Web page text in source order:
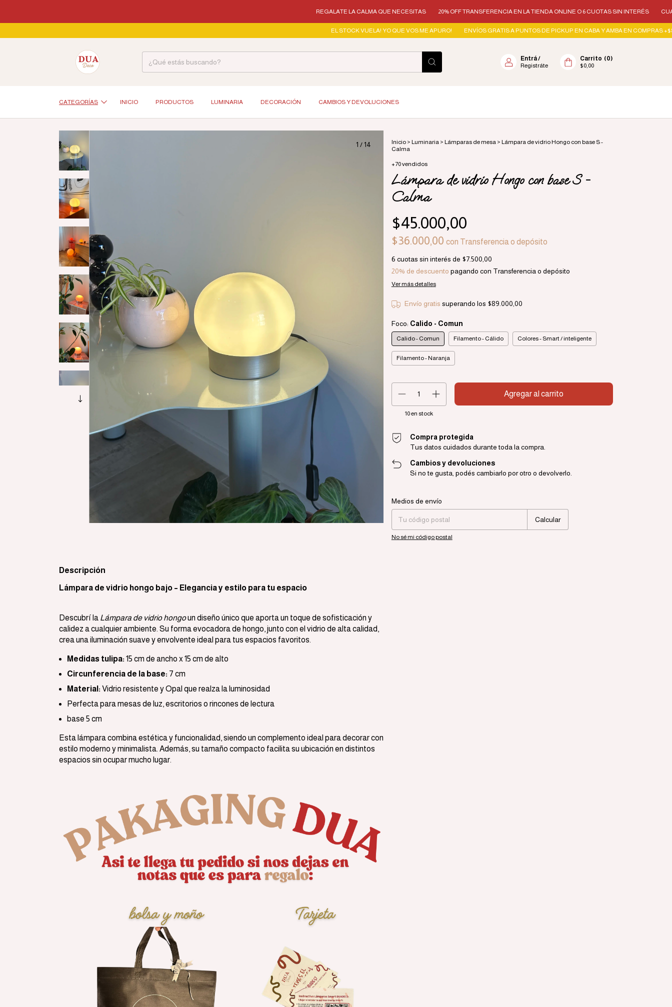
REGALATE LA CALMA QUE NECESITAS 20% OFF TRANSFERENCIA EN LA TIENDA ONLINE O 6 CUOTAS SIN INTERÉS CUANDO
EL STOCK VUELA! YO QUE VOS ME APURO! ENVÍOS GRATIS A PUNTOS DE PICKUP EN CABA Y AMBA EN COMPRAS +$89.000! EN
Entrá/
Registráte
Carrito (0)
$0,00
CATEGORÍAS INICIO PRODUCTOS LUMINARIA DECORACIÓN CAMBIOS Y DEVOLUCIONES
1 /14 Inicio > Luminaria > Lámparas de mesa > Lámpara de vidrio Hongo con base S -
Calma
+70 vendidos
Lámpara de vidrio Hongo con base S -
Calma
$45.000,00
$36.000,00 con Transferencia o depósito
6 cuotas sin interés de $7.500,00
20% de descuento pagando con Transferencia o depósito
Ver más detalles
Envío gratis superando los $89.000,00
Foco: Calido - Comun
Calido - Comun Filamento - Cálido Colores - Smart / inteligente
Filamento - Naranja
10en stock
Compra protegida
Tus datos cuidados durante toda la compra.
Cambios y devoluciones
Si no te gusta, podés cambiarlo por otro o devolverlo.
Entregas para el CP:
Medios de envío
Calcular
No sé mi código postal
Descripción
Lámpara de vidrio hongo bajo – Elegancia y estilo para tu espacio
Descubrí la Lámpara de vidrio hongoun diseño único que aporta un toque de sofisticación y
calidez a cualquier ambiente. Su forma evocadora de hongo, junto con el vidrio de alta calidad,
crea una iluminación suave y envolvente ideal para tus espacios favoritos.
Medidas tulipa: 15 cm de ancho x 15 cm de alto
Circunferencia de la base: 7 cm
Material: Vidrio resistente y Opal que realza la luminosidad
Perfecta para mesas de luz, escritorios o rincones de lectura
base 5 cm
Esta lámpara combina estética y funcionalidad, siendo un complemento ideal para decorar con
estilo moderno y minimalista. Además, su tamaño compacto facilita su ubicación en distintos
espacios sin ocupar mucho lugar.